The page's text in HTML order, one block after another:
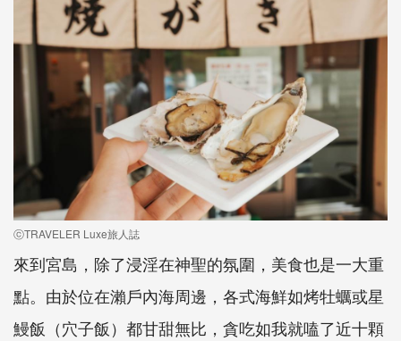
ⓒTRAVELER Luxe旅人誌
來到宮島，除了浸淫在神聖的氛圍，美食也是一大重
點。由於位在瀨戶內海周邊，各式海鮮如烤牡蠣或星
鰻飯（穴子飯）都甘甜無比，貪吃如我就嗑了近十顆